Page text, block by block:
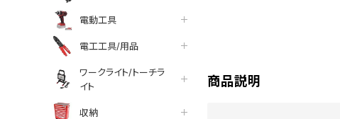
電動工具
電工工具/用品
ワークライト/トーチラ
イト
収納
facebook
line
商品説明